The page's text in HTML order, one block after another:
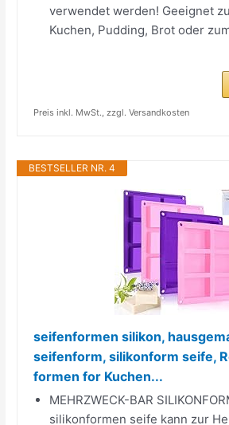
verwendet werden! Geeignet
Kuchen, Pudding, Brot oder
Preis inkl. MwSt., zzgl. Versandkosten
BESTSELLER NR. 4
seifenformen silikon,
seifenform, silikonform seife,
formen for Kuchen...
MEHRZWECK-BAR
silikonformen seife kann zur